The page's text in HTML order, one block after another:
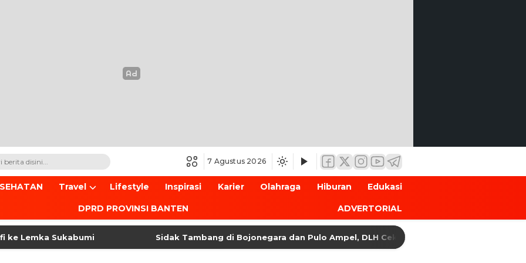
7 Agustus 2026
Travel Lifestyle Inspirasi Karier Olahraga Hiburan Edukasi
DPRD PROVINSI BANTEN ADVERTORIAL
Sukabumi Sidak Tambang di Bojonegara dan Pulo Ampel, DLH Cek Dokumen Perizinan Perusahaan